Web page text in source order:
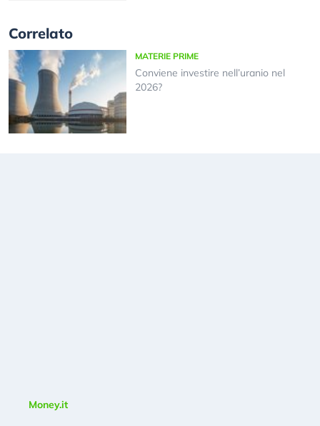
Correlato
MATERIE PRIME
Conviene investire nell’uranio nel
2026?
Money.it